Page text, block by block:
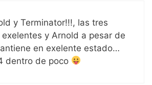
y Terminator!!!, las tres
y Arnold a pesar de
en exelente estado…
dentro de poco